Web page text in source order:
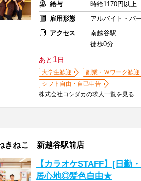
給与
時給1170円以
雇用形態
アルバイト・パ
アクセス
南越谷駅
徒歩0分
あと 1日
大学生歓迎 副業・Ｗワーク歓迎
シフト自由・自己申告
株式会社コシダカの求人一覧を見る
きねこ 新越谷駅前店
【カラオケSTAFF】[日勤
居心地◎髪色自由★